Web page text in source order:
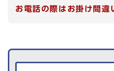
お電話の際はお掛け間違
生活情報を探す